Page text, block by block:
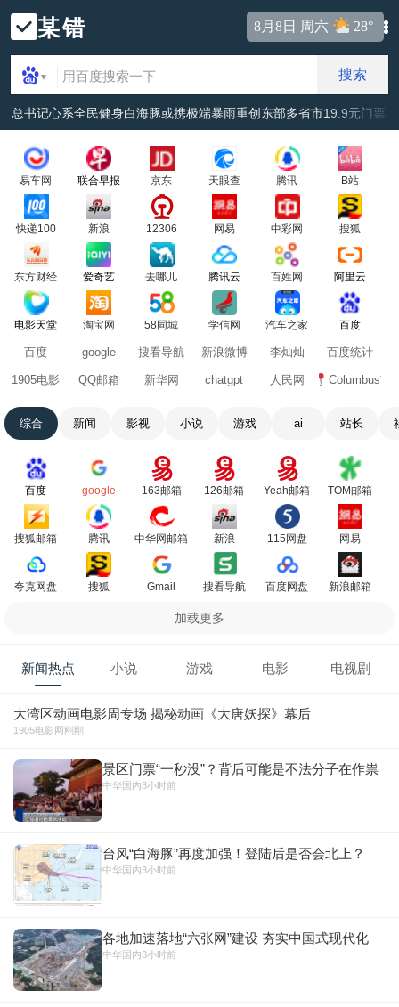
某错 8月8日 周六 28°
▼ 搜索
总书记心系全民健身白海豚或携极端暴雨重创东部多省市19.9元门票
易车网 联合早报 京东 天眼查 腾讯 B站
快递100 新浪 12306 网易 中彩网 搜狐
东方财经 爱奇艺 去哪儿 腾讯云 百姓网 阿里云
电影天堂 淘宝网 58同城 学信网 汽车之家 百度
百度 google 搜看导航 新浪微博 李灿灿 百度统计
1905电影 QQ邮箱 新华网 chatgpt 人民网 Columbus市
综合 新闻 影视 小说 游戏 ai 站长
百度 google 163邮箱 126邮箱 Yeah邮箱 TOM邮箱
搜狐邮箱 腾讯 中华网邮箱 新浪 115网盘 网易
夸克网盘 搜狐 Gmail 搜看导航 百度网盘 新浪邮箱
加载更多
新闻热点 小说 游戏 电影 电视剧
大湾区动画电影周专场 揭秘动画《大唐妖探》幕后
1905电影网刚刚
景区门票“一秒没”？背后可能是不法分子在作祟
中华国内3小时前
台风“白海豚”再度加强！登陆后是否会北上？
中华国内3小时前
各地加速落地“六张网”建设 夯实中国式现代化
中华国内3小时前